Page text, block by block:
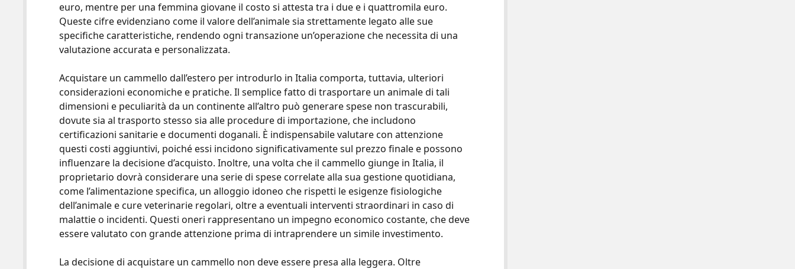
euro, mentre per una femmina giovane il costo si attesta tra i due e i quattromila euro.
Queste cifre evidenziano come il valore dell’animale sia strettamente legato alle sue
specifiche caratteristiche, rendendo ogni transazione un’operazione che necessita di una
valutazione accurata e personalizzata.
Acquistare un cammello dall’estero per introdurlo in Italia comporta, tuttavia, ulteriori
considerazioni economiche e pratiche. Il semplice fatto di trasportare un animale di tali
dimensioni e peculiarità da un continente all’altro può generare spese non trascurabili,
dovute sia al trasporto stesso sia alle procedure di importazione, che includono
certificazioni sanitarie e documenti doganali. È indispensabile valutare con attenzione
questi costi aggiuntivi, poiché essi incidono significativamente sul prezzo finale e possono
influenzare la decisione d’acquisto. Inoltre, una volta che il cammello giunge in Italia, il
proprietario dovrà considerare una serie di spese correlate alla sua gestione quotidiana,
come l’alimentazione specifica, un alloggio idoneo che rispetti le esigenze fisiologiche
dell’animale e cure veterinarie regolari, oltre a eventuali interventi straordinari in caso di
malattie o incidenti. Questi oneri rappresentano un impegno economico costante, che deve
essere valutato con grande attenzione prima di intraprendere un simile investimento.
La decisione di acquistare un cammello non deve essere presa alla leggera. Oltre